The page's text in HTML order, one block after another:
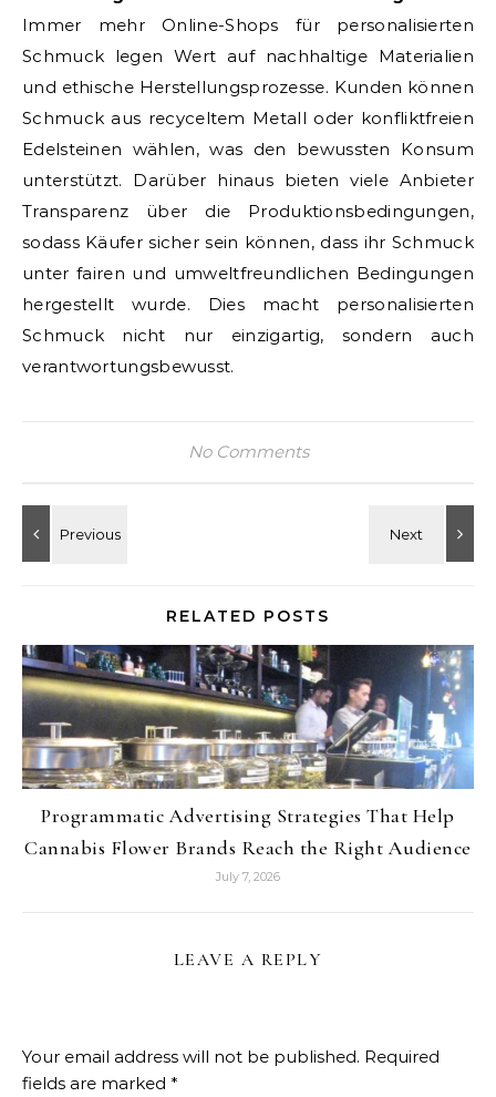
Immer mehr Online-Shops für personalisierten
Schmuck legen Wert auf nachhaltige Materialien
und ethische Herstellungsprozesse. Kunden können
Schmuck aus recyceltem Metall oder konfliktfreien
Edelsteinen wählen, was den bewussten Konsum
unterstützt. Darüber hinaus bieten viele Anbieter
Transparenz über die Produktionsbedingungen,
sodass Käufer sicher sein können, dass ihr Schmuck
unter fairen und umweltfreundlichen Bedingungen
hergestellt wurde. Dies macht personalisierten
Schmuck nicht nur einzigartig, sondern auch
verantwortungsbewusst.
No Comments
RELATED POSTS
Programmatic Advertising Strategies That Help
Cannabis Flower Brands Reach the Right Audience
July 7, 2026
LEAVE A REPLY
Your email address will not be published. Required
fields are marked *